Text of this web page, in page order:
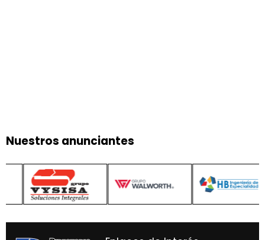
Nuestros anunciantes